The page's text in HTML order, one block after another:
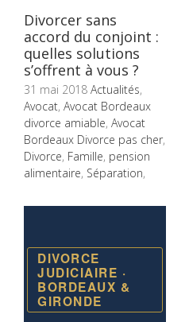
Divorcer sans
accord du conjoint :
quelles solutions
s’offrent à vous ?
31 mai 2018 Actualités,
Avocat, Avocat Bordeaux
divorce amiable, Avocat
Bordeaux Divorce pas cher,
Divorce, Famille, pension
alimentaire, Séparation,
DIVORCE
JUDICIAIRE ·
BORDEAUX &
GIRONDE